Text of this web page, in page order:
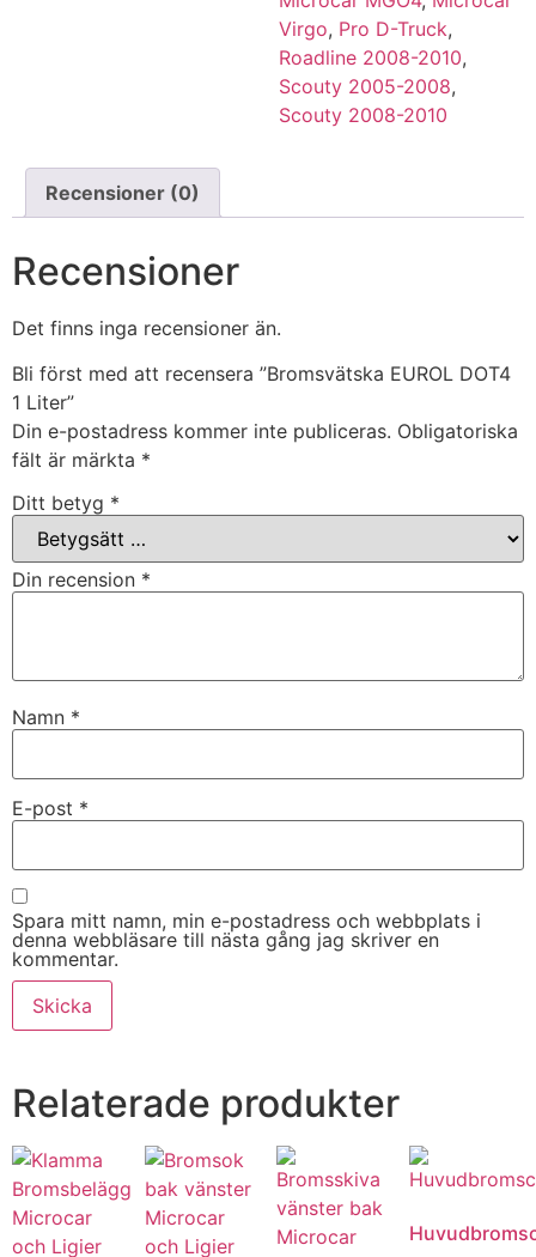
Virgo, Pro D-Truck,
Roadline 2008-2010,
Scouty 2005-2008,
Scouty 2008-2010
Recensioner (0)
Recensioner
Det finns inga recensioner än.
Bli först med att recensera ”Bromsvätska EUROL DOT4
1 Liter”
Din e-postadress kommer inte publiceras. Obligatoriska
fält är märkta *
Ditt betyg *
Din recension *
Namn *
E-post *
Spara mitt namn, min e-postadress och webbplats i
denna webbläsare till nästa gång jag skriver en
kommentar.
Relaterade produkter